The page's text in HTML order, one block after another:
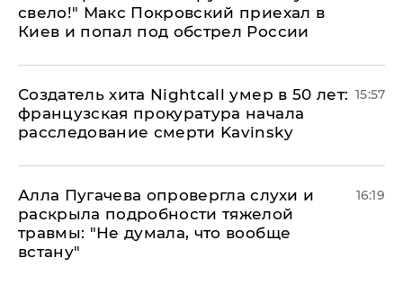
свело!" Макс Покровский приехал в
Киев и попал под обстрел России
Создатель хита Nightcall умер в 50 лет:
французская прокуратура начала
расследование смерти Kavinsky
15:57
Алла Пугачева опровергла слухи и
раскрыла подробности тяжелой
травмы: "Не думала, что вообще
встану"
16:19